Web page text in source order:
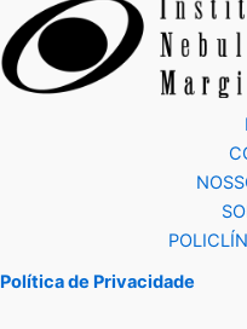
Política de Privacidade